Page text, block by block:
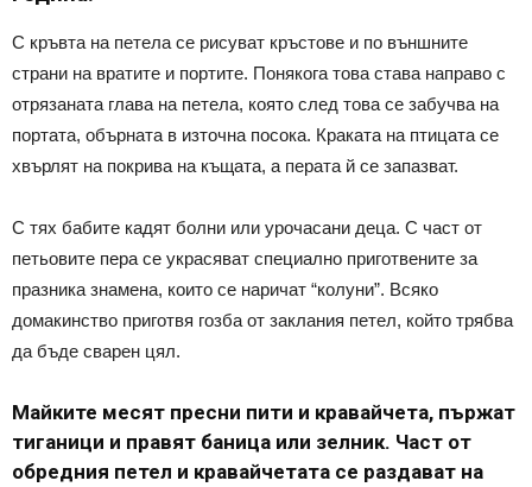
С кръвта на петела се рисуват кръстове и по външните
страни на вратите и портите. Понякога това става направо с
отрязаната глава на петела, която след това се забучва на
портата, обърната в източна посока. Краката на птицата се
хвърлят на покрива на къщата, а перата й се запазват.
С тях бабите кадят болни или урочасани деца. С част от
петьовите пера се украсяват специално приготвените за
празника знамена, които се наричат “колуни”. Всяко
домакинство приготвя гозба от заклания петел, който трябва
да бъде сварен цял.
Майките месят пресни пити и кравайчета, пържат
тиганици и правят баница или зелник. Част от
обредния петел и кравайчетата се раздават на